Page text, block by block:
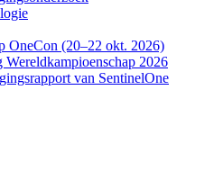
OneCon (20–22 okt. 2026)
2026
van SentinelOne